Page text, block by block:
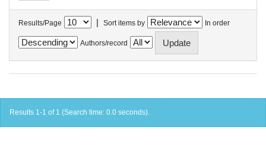
Results/Page | Sort items by In order
Authors/record
Results 1-1 of 1 (Search time: 0.0 seconds).